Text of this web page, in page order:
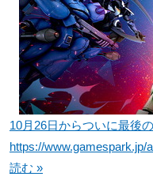
10月26日からついに最後
https://www.gamespark.jp/
読む »